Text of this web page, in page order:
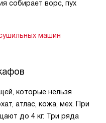
собирает ворс, пух
машин
которые нельзя
атлас, кожа, мех. При
до 4 кг. Три ряда